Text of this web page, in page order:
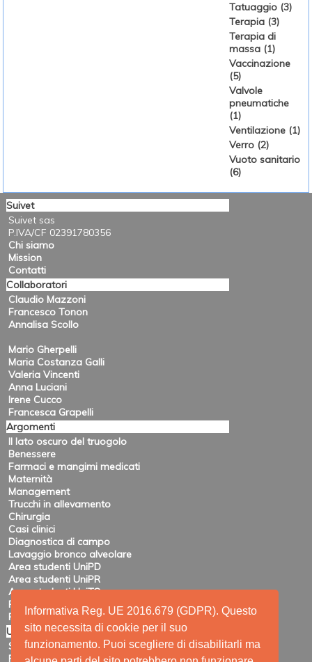
Informativa Reg. UE 2016.679 (GDPR). Questo
sito necessita di cookie per il suo
funzionamento. Puoi scegliere di disabilitarli ma
Tatuaggio (3)
Terapia (3)
Terapia di
massa (1)
Vaccinazione
(5)
Valvole
pneumatiche
(1)
Ventilazione (1)
Verro (2)
Vuoto sanitario
(6)
Suivet
Suivet sas
P.IVA/CF 02391780356
Chi siamo
Mission
Contatti
Collaboratori
Claudio Mazzoni
Francesco Tonon
Annalisa Scollo
Mario Gherpelli
Maria Costanza Galli
Valeria Vincenti
Anna Luciani
Irene Cucco
Francesca Grapelli
Argomenti
Il lato oscuro del truogolo
Benessere
Farmaci e mangimi medicati
Maternità
Management
Trucchi in allevamento
Chirurgia
Casi clinici
Diagnostica di campo
Lavaggio bronco alveolare
Area studenti UniPD
Area studenti UniPR
Area studenti UniTO
Recensioni di eventi
Pubblicazioni e ricerca
Utility
Siti amici
Ricerca